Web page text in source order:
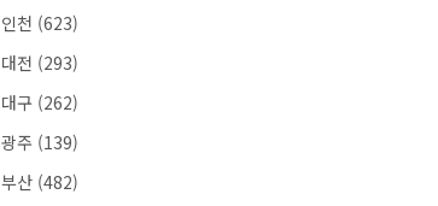
인천 (623)
대전 (293)
대구 (262)
광주 (139)
부산 (482)